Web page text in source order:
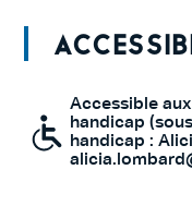
Accessible
handicap
handicap :